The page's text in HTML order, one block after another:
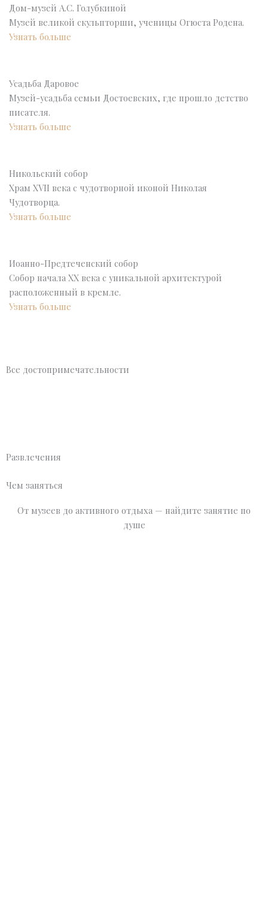
Дом-музей А.С. Голубкиной
Музей великой скульпторши, ученицы Огюста Родена.
Узнать больше
Усадьба Даровое
Музей-усадьба семьи Достоевских, где прошло детство
писателя.
Узнать больше
Никольский собор
Храм XVII века с чудотворной иконой Николая
Чудотворца.
Узнать больше
Иоанно-Предтеченский собор
Собор начала XX века с уникальной архитектурой
расположенный в кремле.
Узнать больше
Все достопримечательности
Развлечения
Чем заняться
От музеев до активного отдыха — найдите занятие по
душе